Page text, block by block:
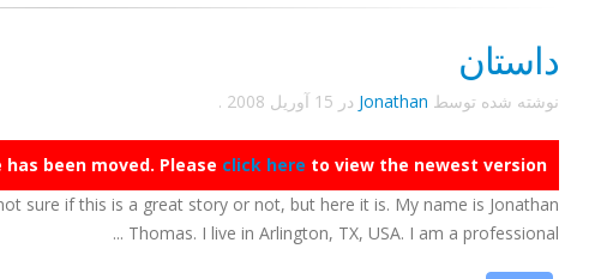
داستان
نوشته شده توسط Jonathan در 15 آوریل 2008 .
has been moved. Please click here to view the newest version.
sure if this is a great story or not, but here it is. My name is Jonathan
Thomas. I live in Arlington, TX, USA. I am a professional ...